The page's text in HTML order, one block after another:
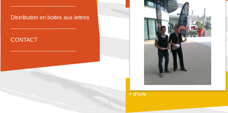
--------------------------------
Distribution en boites aux lettres
--------------------------------
CONTACT
--------------------------------
+ d'info